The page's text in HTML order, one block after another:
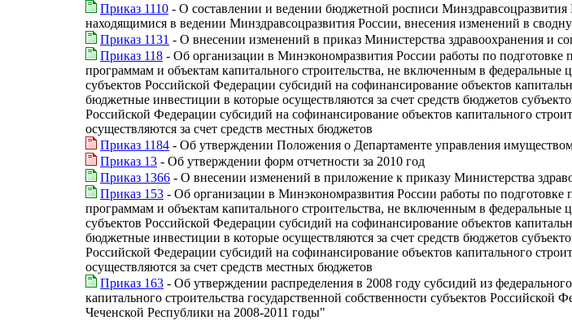
Приказ 1110 - О составлении и ведении бюджетной росписи
находящимися в ведении Минздравсоцразвития России, внесения изменений в
Приказ 1131 - О внесении изменений в приказ Министерства здравоохранения и
Приказ 118 - Об организации в Минэкономразвития России работы по
программам и объектам капитального строительства, не включенным в
субъектов Российской Федерации субсидий на софинансирование объектов
бюджетные инвестиции в которые осуществляются за счет средств бюджетов
Российской Федерации субсидий на софинансирование объектов капитального
осуществляются за счет средств местных бюджетов
Приказ 1184 - Об утверждении Положения о Департаменте управления
Приказ 13 - Об утверждении форм отчетности за 2010 год
Приказ 1366 - О внесении изменений в приложение к приказу Министерства
Приказ 153 - Об организации в Минэкономразвития России работы по
программам и объектам капитального строительства, не включенным в
субъектов Российской Федерации субсидий на софинансирование объектов
бюджетные инвестиции в которые осуществляются за счет средств бюджетов
Российской Федерации субсидий на софинансирование объектов капитального
осуществляются за счет средств местных бюджетов
Приказ 163 - Об утверждении распределения в 2008 году субсидий из
капитального строительства государственной собственности субъектов
Чеченской Республики на 2008-2011 годы"